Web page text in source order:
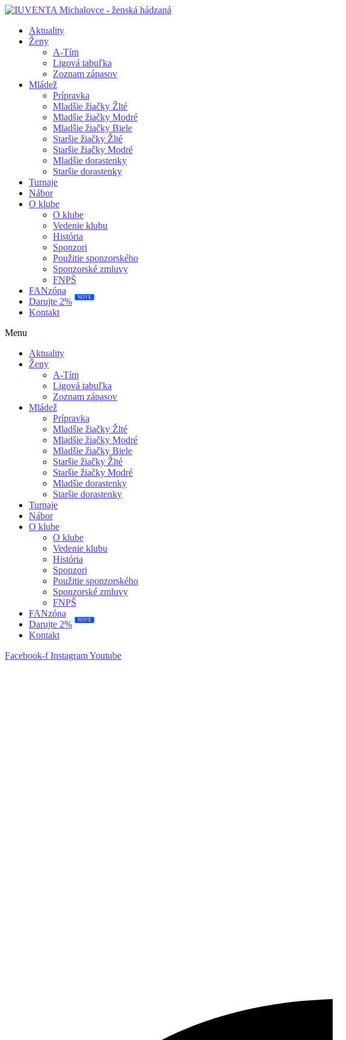
Aktuality
Ženy
A-Tím
Ligová tabuľka
Zoznam zápasov
Mládež
Prípravka
Mladšie žiačky Žlté
Mladšie žiačky Modré
Mladšie žiačky Biele
Staršie žiačky Žlté
Staršie žiačky Modré
Mladšie dorastenky
Staršie dorastenky
Turnaje
Nábor
O klube
O klube
Vedenie klubu
História
Sponzori
Použitie sponzorského
Sponzorské zmluvy
FNPŠ
FANzóna
Darujte 2%
NOVÉ
Kontakt
Menu
Aktuality
Ženy
A-Tím
Ligová tabuľka
Zoznam zápasov
Mládež
Prípravka
Mladšie žiačky Žlté
Mladšie žiačky Modré
Mladšie žiačky Biele
Staršie žiačky Žlté
Staršie žiačky Modré
Mladšie dorastenky
Staršie dorastenky
Turnaje
Nábor
O klube
O klube
Vedenie klubu
História
Sponzori
Použitie sponzorského
Sponzorské zmluvy
FNPŠ
FANzóna
Darujte 2%
NOVÉ
Kontakt
Facebook-f InstagramYoutube